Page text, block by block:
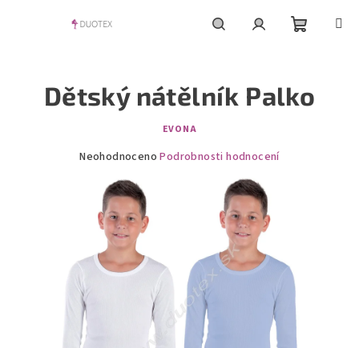
košík
Dětský nátělník Palko
EVONA
Průměrné
produktu
hvězdiček.
Neohodnoceno Podrobnosti hodnocení